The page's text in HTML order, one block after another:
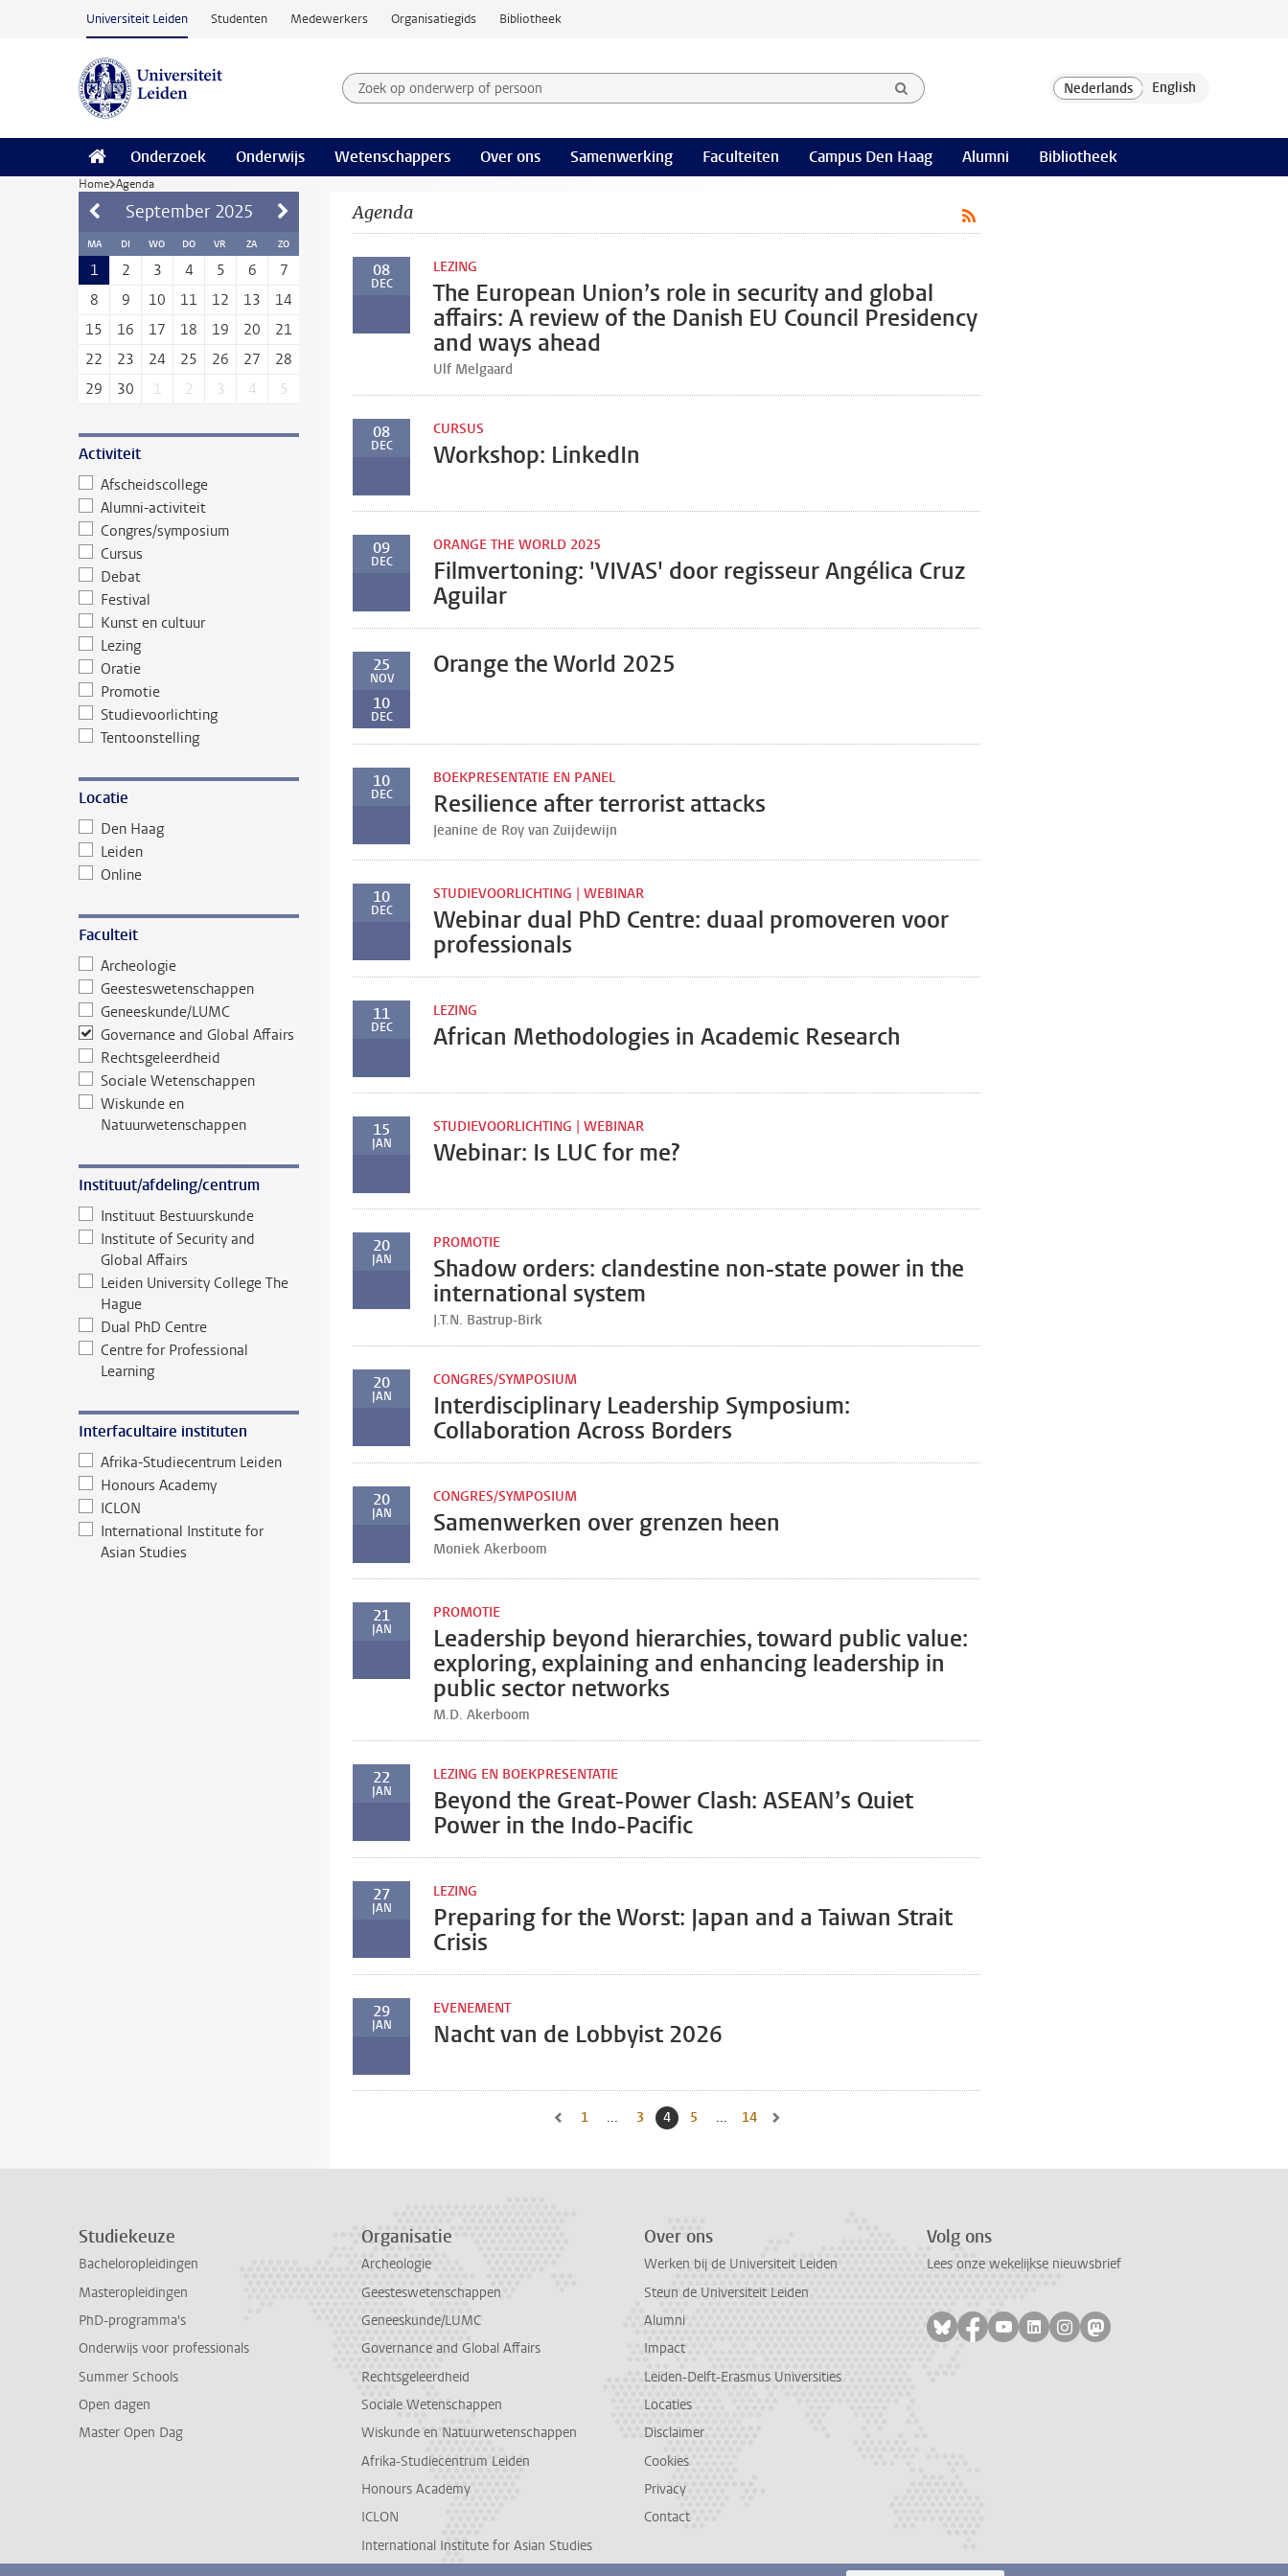
Ga naar hoofdinhoud
Universiteit Leiden Studenten Medewerkers Organisatiegids Bibliotheek
Zoek op onderwerp of persoon en selecteer categorie
Zoekterm
Onderzoek Onderwijs Wetenschappers Over ons Samenwerking Faculteiten Campus Den Haag Alumni Bibliotheek
Home Agenda
September 2025
MA DI WO DO VR ZA ZO
1 2 3 4 5 6
7
8
9 10 11 12 13
14
15
16 17 18 19 20
21
22
23 24 25 26 27
28
29
30 1 2 3 4 5
Activiteit
Afscheidscollege
Alumni-activiteit
Congres/symposium
Cursus
Debat
Festival
Kunst en cultuur
Lezing
Oratie
Promotie
Studievoorlichting
Tentoonstelling
Locatie
Den Haag
Leiden
Online
Faculteit
Archeologie
Geesteswetenschappen
Geneeskunde/LUMC
Governance and Global Affairs
Rechtsgeleerdheid
Sociale Wetenschappen
Wiskunde en
Natuurwetenschappen
Instituut/afdeling/centrum
Instituut Bestuurskunde
Institute of Security and
Global Affairs
Leiden University College The
Hague
Dual PhD Centre
Centre for Professional
Learning
Interfacultaire instituten
Afrika-Studiecentrum Leiden
Honours Academy
ICLON
International Institute for
Asian Studies
Agenda
08
DEC
LEZING
The European Union’s role in security and global
affairs: A review of the Danish EU Council Presidency
and ways ahead
Ulf Melgaard
08
DEC
CURSUS
Workshop: LinkedIn
09
DEC
ORANGE THE WORLD 2025
Filmvertoning: 'VIVAS' door regisseur Angélica Cruz
Aguilar
25
NOV
10
DEC
Orange the World 2025
10
DEC
BOEKPRESENTATIE EN PANEL
Resilience after terrorist attacks
Jeanine de Roy van Zuijdewijn
10
DEC
STUDIEVOORLICHTING | WEBINAR
Webinar dual PhD Centre: duaal promoveren voor
professionals
11
DEC
LEZING
African Methodologies in Academic Research
15
JAN
STUDIEVOORLICHTING | WEBINAR
Webinar: Is LUC for me?
20
JAN
PROMOTIE
Shadow orders: clandestine non-state power in the
international system
J.T.N. Bastrup-Birk
20
JAN
CONGRES/SYMPOSIUM
Interdisciplinary Leadership Symposium:
Collaboration Across Borders
20
JAN
CONGRES/SYMPOSIUM
Samenwerken over grenzen heen
Moniek Akerboom
21
JAN
PROMOTIE
Leadership beyond hierarchies, toward public value:
exploring, explaining and enhancing leadership in
public sector networks
M.D. Akerboom
22
JAN
LEZING EN BOEKPRESENTATIE
Beyond the Great-Power Clash: ASEAN’s Quiet
Power in the Indo-Pacific
27
JAN
LEZING
Preparing for the Worst: Japan and a Taiwan Strait
Crisis
29
JAN
EVENEMENT
Nacht van de Lobbyist 2026
Naar vorige pagina, pagina 3
Naar eerste pagina, pagina
1 ... Naar pagina
3 Huidige pagina, pagina
4 Naar pagina
5 ... Naar laatste pagina, pagina
14
Studiekeuze
Bacheloropleidingen
Masteropleidingen
PhD-programma's
Onderwijs voor professionals
Summer Schools
Open dagen
Master Open Dag
Organisatie
Archeologie
Geesteswetenschappen
Geneeskunde/LUMC
Governance and Global Affairs
Rechtsgeleerdheid
Sociale Wetenschappen
Wiskunde en Natuurwetenschappen
Afrika-Studiecentrum Leiden
Honours Academy
ICLON
International Institute for Asian Studies
Over ons
Werken bij de Universiteit Leiden
Steun de Universiteit Leiden
Alumni
Impact
Leiden-Delft-Erasmus Universities
Locaties
Disclaimer
Cookies
Privacy
Contact
Volg ons
Lees onze wekelijkse nieuwsbrief
Volg ons op bluesky
Volg ons op facebook
Volg ons op youtube
Volg ons op linkedin
Volg ons op instagram
Volg ons op mastodon